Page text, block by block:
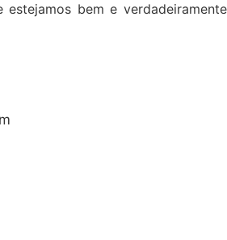
bem e verdadeiramente